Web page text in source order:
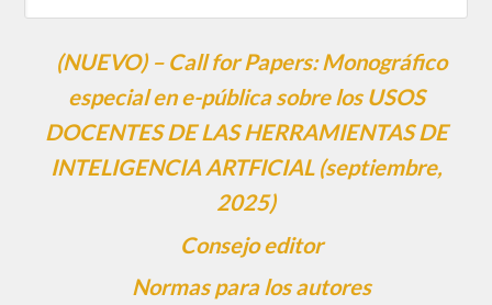
(NUEVO) – Call for Papers: Monográfico
especial en e-pública sobre los USOS
DOCENTES DE LAS HERRAMIENTAS DE
INTELIGENCIA ARTFICIAL (septiembre,
2025)
Consejo editor
Normas para los autores